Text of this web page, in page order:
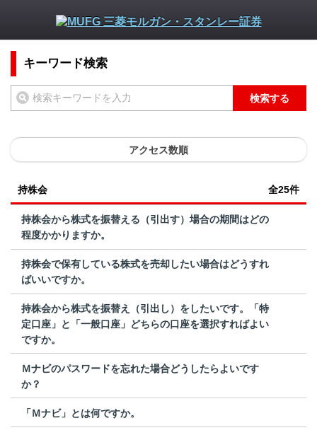
キーワード検索
検索する
アクセス数順
持株会 全25件
持株会から株式を振替える（引出す）場合の期間はどの
程度かかりますか。
持株会で保有している株式を売却したい場合はどうすれ
ばいいですか。
持株会から株式を振替え（引出し）をしたいです。「特
定口座」と「一般口座」どちらの口座を選択すればよい
ですか。
Ｍナビのパスワードを忘れた場合どうしたらよいです
か？
「Ｍナビ」とは何ですか。